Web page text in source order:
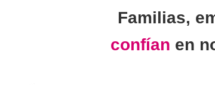
Familias,
confían en